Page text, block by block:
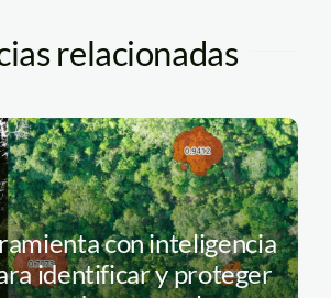
relacionadas